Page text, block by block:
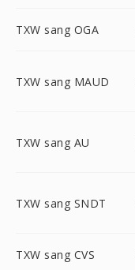
TXW sang OGA
TXW sang MAUD
TXW sang AU
TXW sang SNDT
TXW sang CVS